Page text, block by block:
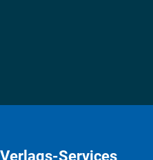
Verlags-Services